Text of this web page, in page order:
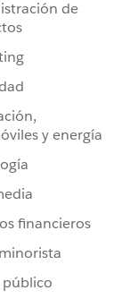
de
y energía
financieros